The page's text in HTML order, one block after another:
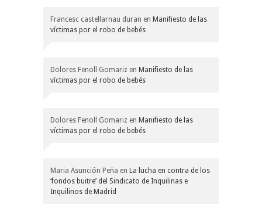
Francesc castellarnau duran en Manifiesto de las
víctimas por el robo de bebés
Dolores Fenoll Gomariz en Manifiesto de las
víctimas por el robo de bebés
Dolores Fenoll Gomariz en Manifiesto de las
víctimas por el robo de bebés
Maria Asunción Peña en La lucha en contra de los
‘fondos buitre’ del Sindicato de Inquilinas e
Inquilinos de Madrid